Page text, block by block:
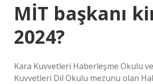
MİT başkanı
2024?
Kara Kuvvetleri Haberleşme Okulu
Kuvvetleri Dil Okulu mezunu olan